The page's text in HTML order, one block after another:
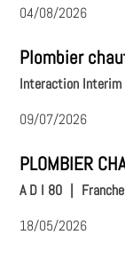
04/08/2026
Plombier
Interaction Interim
09/07/2026
PLOMBIER
A D I 80
18/05/2026